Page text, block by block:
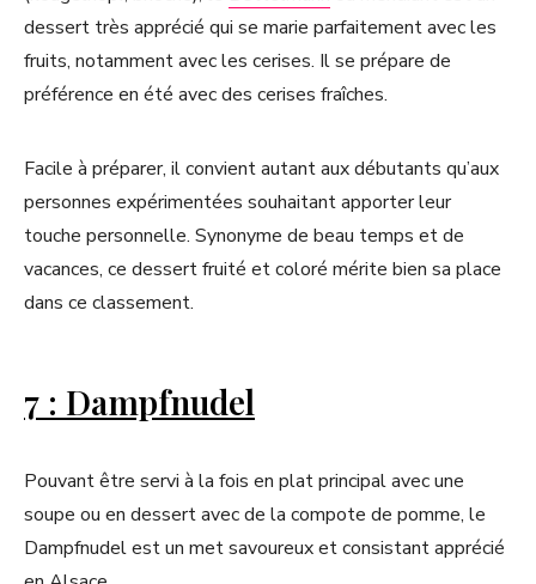
dessert très apprécié qui se marie parfaitement avec les
fruits, notamment avec les cerises. Il se prépare de
préférence en été avec des cerises fraîches.
Facile à préparer, il convient autant aux débutants qu’aux
personnes expérimentées souhaitant apporter leur
touche personnelle. Synonyme de beau temps et de
vacances, ce dessert fruité et coloré mérite bien sa place
dans ce classement.
7 : Dampfnudel
Pouvant être servi à la fois en plat principal avec une
soupe ou en dessert avec de la compote de pomme, le
Dampfnudel est un met savoureux et consistant apprécié